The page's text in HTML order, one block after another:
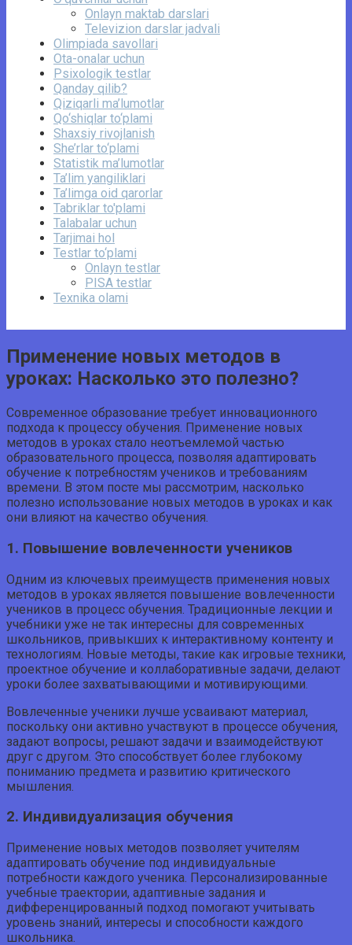
Onlayn maktab darslari
Televizion darslar jadvali
Olimpiada savollari
Ota-onalar uchun
Psixologik testlar
Qanday qilib?
Qiziqarli ma’lumotlar
Qo‘shiqlar to‘plami
Shaxsiy rivojlanish
She’rlar to‘plami
Statistik ma’lumotlar
Ta’lim yangiliklari
Ta’limga oid qarorlar
Tabriklar to'plami
Talabalar uchun
Tarjimai hol
Testlar to‘plami
Onlayn testlar
PISA testlar
Texnika olami
Применение новых методов в
уроках: Насколько это полезно?
Современное образование требует инновационного
подхода к процессу обучения. Применение новых
методов в уроках стало неотъемлемой частью
образовательного процесса, позволяя адаптировать
обучение к потребностям учеников и требованиям
времени. В этом посте мы рассмотрим, насколько
полезно использование новых методов в уроках и как
они влияют на качество обучения.
1. Повышение вовлеченности учеников
Одним из ключевых преимуществ применения новых
методов в уроках является повышение вовлеченности
учеников в процесс обучения. Традиционные лекции и
учебники уже не так интересны для современных
школьников, привыкших к интерактивному контенту и
технологиям. Новые методы, такие как игровые техники,
проектное обучение и коллаборативные задачи, делают
уроки более захватывающими и мотивирующими.
Вовлеченные ученики лучше усваивают материал,
поскольку они активно участвуют в процессе обучения,
задают вопросы, решают задачи и взаимодействуют
друг с другом. Это способствует более глубокому
пониманию предмета и развитию критического
мышления.
2. Индивидуализация обучения
Применение новых методов позволяет учителям
адаптировать обучение под индивидуальные
потребности каждого ученика. Персонализированные
учебные траектории, адаптивные задания и
дифференцированный подход помогают учитывать
уровень знаний, интересы и способности каждого
школьника.